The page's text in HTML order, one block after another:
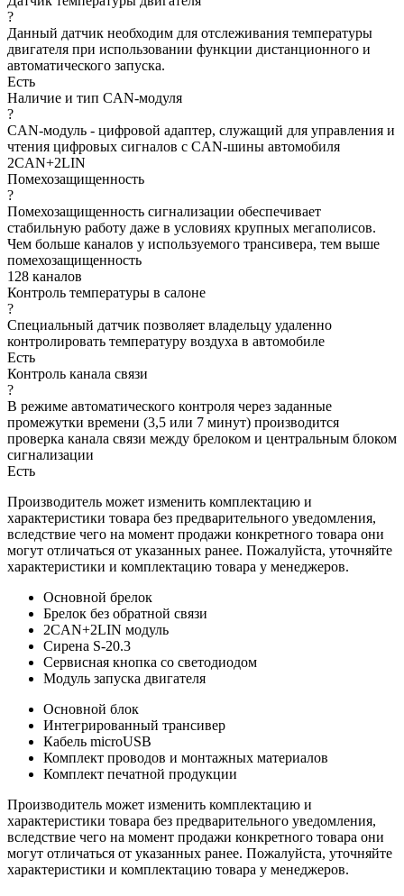
?
Данный датчик необходим для отслеживания температуры
двигателя при использовании функции дистанционного и
автоматического запуска.
Есть
Наличие и тип CAN-модуля
?
CAN-модуль - цифровой адаптер, служащий для управления и
чтения цифровых сигналов с CAN-шины автомобиля
2CAN+2LIN
Помехозащищенность
?
Помехозащищенность сигнализации обеспечивает
стабильную работу даже в условиях крупных мегаполисов.
Чем больше каналов у используемого трансивера, тем выше
помехозащищенность
128 каналов
Контроль температуры в салоне
?
Специальный датчик позволяет владельцу удаленно
контролировать температуру воздуха в автомобиле
Есть
Контроль канала связи
?
В режиме автоматического контроля через заданные
промежутки времени (3,5 или 7 минут) производится
проверка канала связи между брелоком и центральным блоком
сигнализации
Есть
Производитель может изменить комплектацию и
характеристики товара без предварительного уведомления,
вследствие чего на момент продажи конкретного товара они
могут отличаться от указанных ранее. Пожалуйста, уточняйте
характеристики и комплектацию товара у менеджеров.
Основной брелок
Брелок без обратной связи
2CAN+2LIN модуль
Сирена S-20.3
Сервисная кнопка со светодиодом
Модуль запуска двигателя
Основной блок
Интегрированный трансивер
Кабель microUSB
Комплект проводов и монтажных материалов
Комплект печатной продукции
Производитель может изменить комплектацию и
характеристики товара без предварительного уведомления,
вследствие чего на момент продажи конкретного товара они
могут отличаться от указанных ранее. Пожалуйста, уточняйте
характеристики и комплектацию товара у менеджеров.